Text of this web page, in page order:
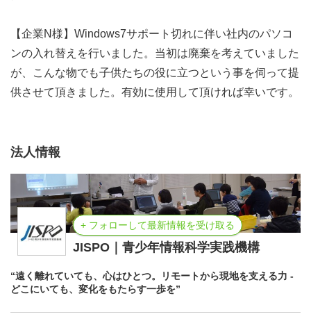
2020/09/20 コロナ一定の落ち着きもあり来月から基本操
作含めて配布可能な講習会を能登過疎認定地域で開催。
す。
【福井県：リゾート】スキージャム勝山様
【企業N様】Windows7サポート切れに伴い社内のパソコ
ンの入れ替えを行いました。当初は廃棄を考えていました
が、こんな物でも子供たちの役に立つという事を伺って提
供させて頂きました。有効に使用して頂ければ幸いです。
法人情報
+ フォローして最新情報を受け取る
JISPO｜青少年情報科学実践機構
“遠く離れていても、心はひとつ。リモートから現地を支える力 -
どこにいても、変化をもたらす一歩を”